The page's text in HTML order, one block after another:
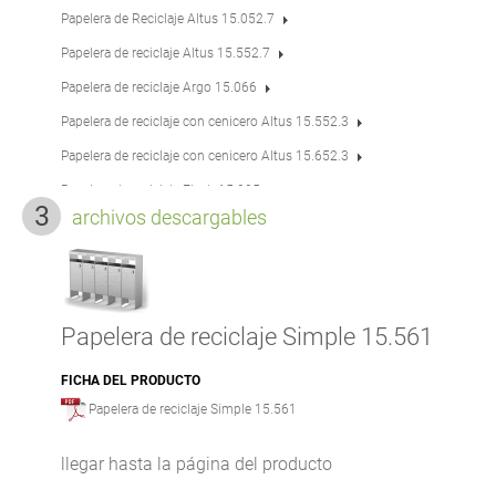
Papelera de Reciclaje Altus 15.052.7
Papelera de reciclaje Altus 15.552.7
Papelera de reciclaje Argo 15.066
Papelera de reciclaje con cenicero Altus 15.552.3
Papelera de reciclaje con cenicero Altus 15.652.3
Papelera de reciclaje Flash 15.025
Papelera de reciclaje Flash 15.425
Papelera de reciclaje Flash 15.225
Papelera de reciclaje Flash 15.525
Papelera de reciclaje Pavo 15.063
Papelera de reciclaje Pavo 15.263
Papelera de reciclaje Quadro 15.076.1
archivos descargables
Papelera de reciclaje Simple 15.561
FICHA DEL PRODUCTO
Papelera de reciclaje Simple 15.561
llegar hasta la página del producto